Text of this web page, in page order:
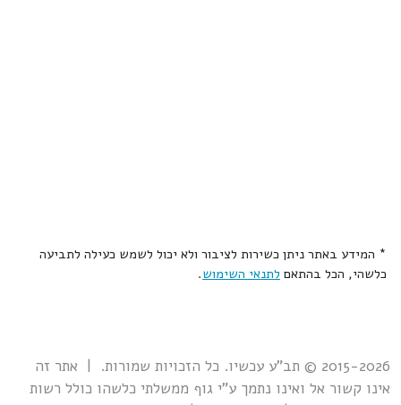
* המידע באתר ניתן כשירות לציבור ולא יכול לשמש כעילה לתביעה
כלשהי, הכל בהתאם לתנאי השימוש.
2015-2026 © תב"ע עכשיו. כל הזכויות שמורות. | אתר זה
אינו קשור אל ואינו נתמך ע"י גוף ממשלתי כלשהו כולל רשות